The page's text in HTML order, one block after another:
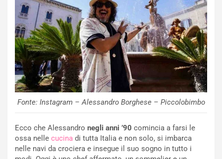
Fonte: Instagram – Alessandro Borghese – Piccolobimbo
Ecco che Alessandro negli anni ’90 comincia a farsi le
ossa nelle cucina di tutta Italia e non solo, si imbarca
nelle navi da crociera e insegue il suo sogno in tutto i